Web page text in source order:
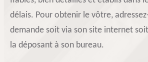
délais. Pour obtenir le vôtre,
demande soit via son site internet
la déposant à son bureau.